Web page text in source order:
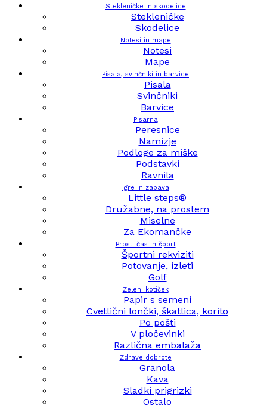
Stekleničke in skodelice
Stekleničke
Skodelice
Notesi in mape
Notesi
Mape
Pisala, svinčniki in barvice
Pisala
Svinčniki
Barvice
Pisarna
Peresnice
Namizje
Podloge za miške
Podstavki
Ravnila
Igre in zabava
Little steps®
Družabne, na prostem
Miselne
Za Ekomančke
Prosti čas in šport
Športni rekviziti
Potovanje, izleti
Golf
Zeleni kotiček
Papir s semeni
Cvetlični lončki, škatlica, korito
Po pošti
V pločevinki
Različna embalaža
Zdrave dobrote
Granola
Kava
Sladki prigrizki
Ostalo